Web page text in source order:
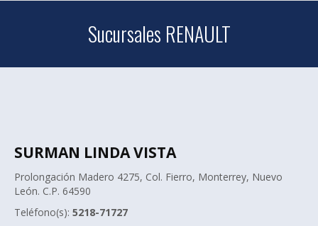
Sucursales RENAULT
SURMAN LINDA VISTA
Prolongación Madero 4275, Col. Fierro, Monterrey, Nuevo
León. C.P. 64590
Teléfono(s): 5218-71727